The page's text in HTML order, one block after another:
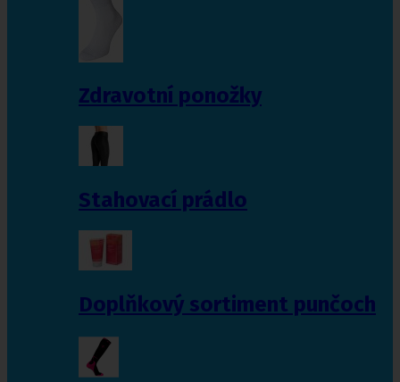
Zdravotní ponožky
Stahovací prádlo
Doplňkový sortiment punčoch